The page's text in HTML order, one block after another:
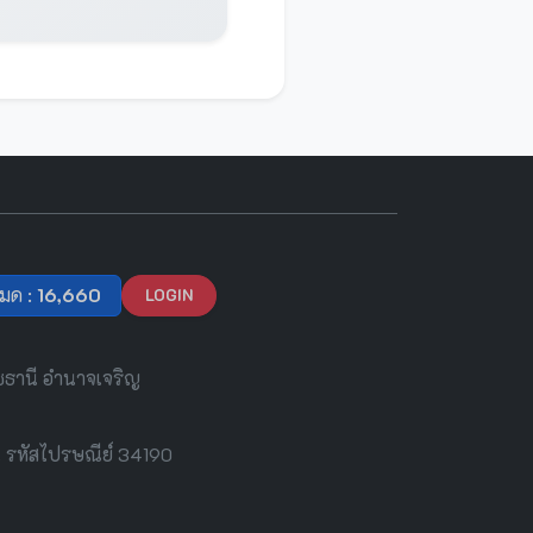
ด : 16,660 LOGIN
านี อำนาจเจริญ
รหัสไปรษณีย์ 34190